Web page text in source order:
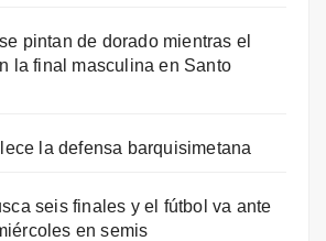
pintan de dorado mientras el
la final masculina en Santo
la defensa barquisimetana
seis finales y el fútbol va ante
en semis